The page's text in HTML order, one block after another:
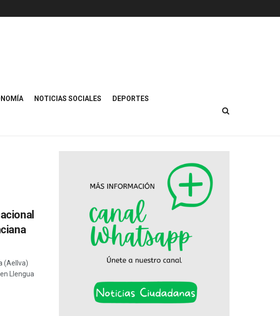
NOTICIAS SOCIALES DEPORTES
(Aellva)
Llengua